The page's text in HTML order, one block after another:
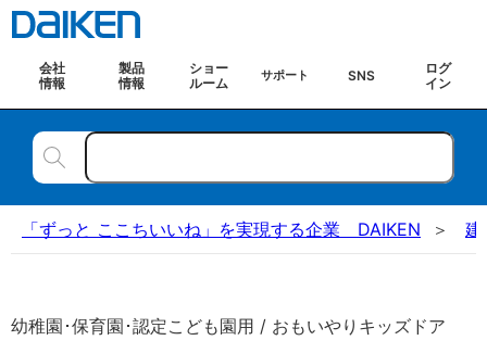
会社
情報
製品
情報
ショー
ルーム
サポート SNS
ログ
イン
「ずっと ここちいいね」を実現する企業 DAIKEN 建
幼稚園･保育園･認定こども園用 / おもいやりキッズドア